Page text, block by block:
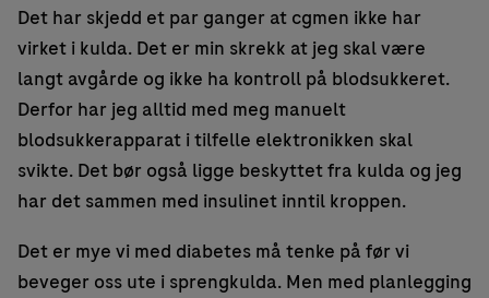
Det har skjedd et par ganger at cgmen ikke har
virket i kulda. Det er min skrekk at jeg skal være
langt avgårde og ikke ha kontroll på blodsukkeret.
Derfor har jeg alltid med meg manuelt
blodsukkerapparat i tilfelle elektronikken skal
svikte. Det bør også ligge beskyttet fra kulda og jeg
har det sammen med insulinet inntil kroppen.
Det er mye vi med diabetes må tenke på før vi
beveger oss ute i sprengkulda. Men med planlegging